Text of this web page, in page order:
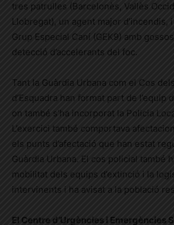
tres patrulles (Barcelonès, Vallès
Llobregat), un agent major d’incendis,
Grup Especial Caní (GEK9) amb
detecció d’accelerants del foc.
Tant la Guàrdia Urbana com el Cos
d’Esquadra han format part de l’equip
on també s’ha incorporat la Policia
L’exercici també comportava
els punts d’afectació que han estat
Guàrdia Urbana. El cos policial també
mobilitat dels equips d’extinció i la
intervinents i ha avisat a la població
El Centre d’Urgències i Emergències